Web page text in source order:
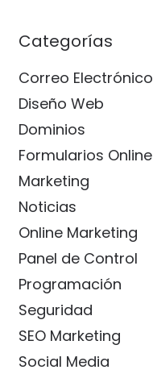
Categorías
Correo Electrónico
Diseño Web
Dominios
Formularios Online
Marketing
Noticias
Online Marketing
Panel de Control
Programación
Seguridad
SEO Marketing
Social Media